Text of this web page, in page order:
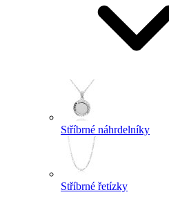
Stříbrné náhrdelníky
Stříbrné řetízky